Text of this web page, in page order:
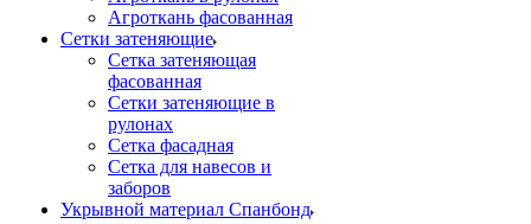
Агроткань фасованная
Сетки затеняющие
Сетка затеняющая
фасованная
Сетки затеняющие в
рулонах
Сетка фасадная
Сетка для навесов и
заборов
Укрывной материал Спанбонд